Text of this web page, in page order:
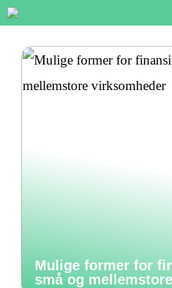
Mulige former for
små og